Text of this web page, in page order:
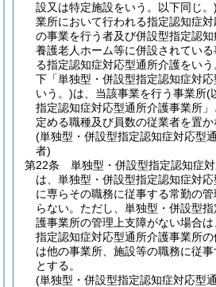
設又は特定施設をいう。以下同じ。)
業所において行われる指定認知症
の事業を行う者及び併設型指定認
養護老人ホーム等に併設されてい
る指定認知症対応型通所介護をいう
下「単独型・併設型指定認知症対
いう。)は、当該事業を行う事業所(
指定認知症対応型通所介護事業所
定める職種及び員数の従業者を置か
(単独型・併設型指定認知症対応型
者)
第22条
単独型・併設型指定認知症
は、単独型・併設型指定認知症対
に専らその職務に従事する常勤の
らない。 ただし、単独型・併設型
護事業所の管理上支障がない場合
指定認知症対応型通所介護事業所
は他の事業所、施設等の職務に従
とする。
(単独型・併設型指定認知症対応型